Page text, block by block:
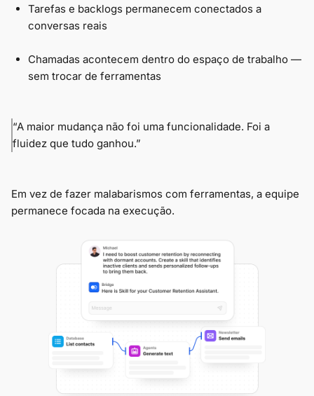
Tarefas e backlogs permanecem conectados a
conversas reais
Chamadas acontecem dentro do espaço de trabalho —
sem trocar de ferramentas
“A maior mudança não foi uma funcionalidade. Foi a
fluidez que tudo ganhou.”
Em vez de fazer malabarismos com ferramentas, a equipe
permanece focada na execução.